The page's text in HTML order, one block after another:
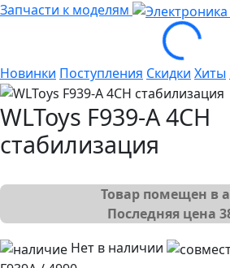
Запчасти к моделям
Loading...
Новинки Поступления Скидки Хиты
WLToys F939-A 4CH
стабилизация
Товар помещен в
Последняя цена
Нет в наличии